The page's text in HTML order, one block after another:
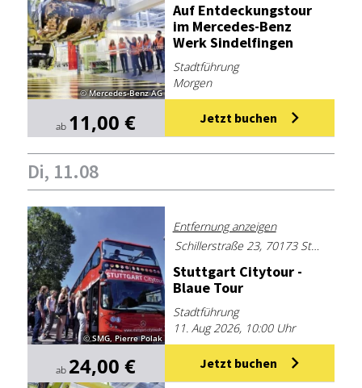
© Mercedes-Benz AG
Auf Ent­de­ckungs­tour
im Mer­ce­des-Benz
Werk Sin­del­fin­gen
Stadtführung
Morgen
ab 11,00 € Jetzt buchen
Di, 11.08
© SMG, Pierre Polak
Entfernung anzeigen
Schillerstraße 23, 70173 Stuttgart
Stutt­gart Ci­ty­tour -
Blaue Tour
Stadtführung
11. Aug 2026, 10:00 Uhr
ab 24,00 € Jetzt buchen